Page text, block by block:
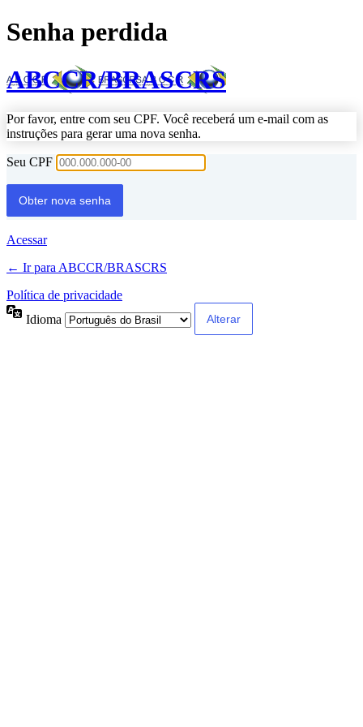
Senha perdida
ABCCR/BRASCRS
Por favor, entre com seu CPF. Você receberá um e-mail com as
instruções para gerar uma nova senha.
Seu CPF
Acessar
← Ir para ABCCR/BRASCRS
Política de privacidade
Idioma